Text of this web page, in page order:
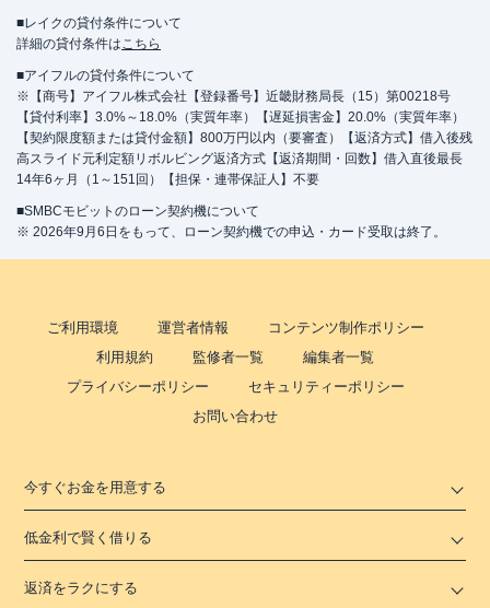
■レイクの貸付条件について
詳細の貸付条件はこちら
■アイフルの貸付条件について
※【商号】アイフル株式会社【登録番号】近畿財務局長（15）第00218号
【貸付利率】3.0%～18.0%（実質年率）【遅延損害金】20.0%（実質年率）
【契約限度額または貸付金額】800万円以内（要審査）【返済方式】借入後残
高スライド元利定額リボルビング返済方式【返済期間・回数】借入直後最長
14年6ヶ月（1～151回）【担保・連帯保証人】不要
■SMBCモビットのローン契約機について
※ 2026年9月6日をもって、ローン契約機での申込・カード受取は終了。
ご利用環境 運営者情報
コンテンツ制作ポリシー
利用規約
監修者一覧
編集者一覧
プライバシーポリシー
セキュリティーポリシー
お問い合わせ
今すぐお金を用意する
低金利で賢く借りる
返済をラクにする